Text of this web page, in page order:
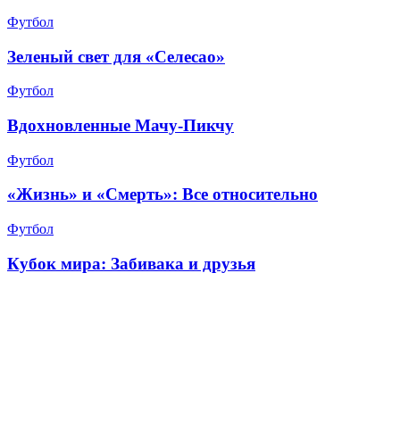
Футбол
Зеленый свет для «Селесао»
Футбол
Вдохновленные Мачу-Пикчу
Футбол
«Жизнь» и «Смерть»: Все относительно
Футбол
Кубок мира: Забивака и друзья